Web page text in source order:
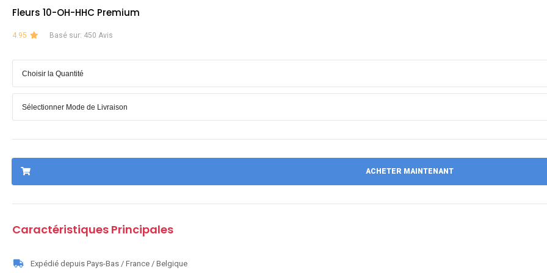
Fleurs 10-OH-HHC Premium
4.95 Basé sur: 450 Avis
ACHETER MAINTENANT
Caractéristiques Principales
Expédié depuis Pays-Bas / France / Belgique